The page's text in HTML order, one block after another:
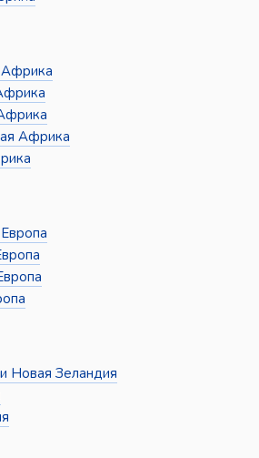
Африка
Африка
Новая Зеландия